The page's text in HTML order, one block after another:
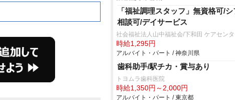
「福祉調理スタッフ」無資格可/シ
相談可/デイサービス
社会福祉法人山中福祉会/下和田 ケアセン
時給1,295円
アルバイト・パート / 神奈川県
歯科助手/駅チカ・賞与あり
トヨムラ歯科医院
時給1,350円～2,000円
アルバイト・パート / 東京都